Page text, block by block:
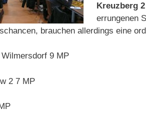
Kreuzberg 2
errungenen
brauchen allerdings eine
9 MP
2 7 MP